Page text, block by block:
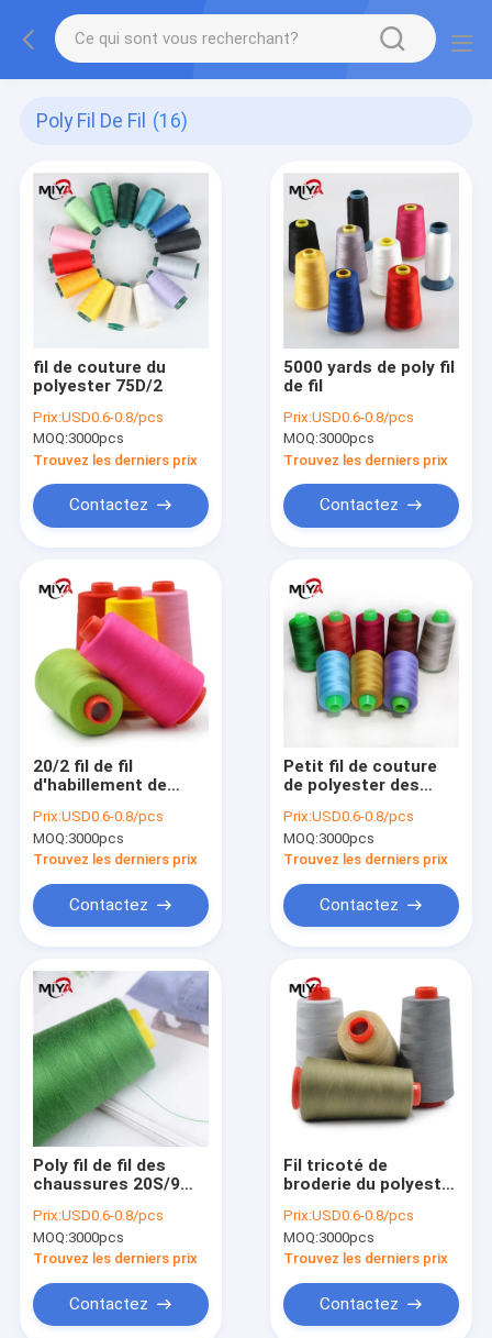
Poly Fil De Fil (16)
fil de couture du
polyester 75D/2
Prix:USD0.6-0.8/pcs
MOQ:3000pcs
Trouvez les derniers prix
Contactez
5000 yards de poly fil
de fil
Prix:USD0.6-0.8/pcs
MOQ:3000pcs
Trouvez les derniers prix
Contactez
20/2 fil de fil
d'habillement de
pour cent poly
Prix:USD0.6-0.8/pcs
MOQ:3000pcs
Trouvez les derniers prix
Contactez
Petit fil de couture
de polyester des
Prix:USD0.6-0.8/pcs
MOQ:3000pcs
Trouvez les derniers prix
Contactez
Poly fil de fil des
chaussures 20S/9
100
Prix:USD0.6-0.8/pcs
MOQ:3000pcs
Trouvez les derniers prix
Contactez
Fil tricoté de
broderie du polyester
60S/2 10000M
Prix:USD0.6-0.8/pcs
MOQ:3000pcs
Trouvez les derniers prix
Contactez